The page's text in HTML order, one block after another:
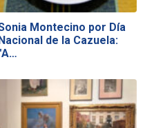
Montecino por Día
Nacional de la Cazuela: